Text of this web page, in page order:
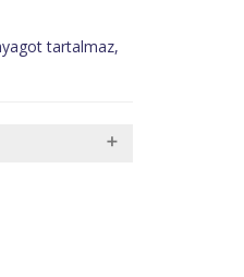
tartalmaz,